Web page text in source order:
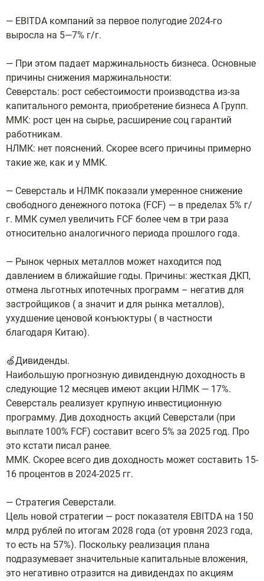
— EBITDA компаний за первое полугодие 2024-го
выросла на 5—7% г/г.
— При этом падает маржинальность бизнеса. Основные
причины снижения маржинальности:
Северсталь: рост себестоимости производства из-за
капитального ремонта, приобретение бизнеса А Групп.
ММК: рост цен на сырье, расширение соц гарантий
работникам.
НЛМК: нет пояснений. Скорее всего причины примерно
такие же, как и у ММК.
— Северсталь и НЛМК показали умеренное снижение
свободного денежного потока (FCF) — в пределах 5% г/
г. ММК сумел увеличить FCF более чем в три раза
относительно аналогичного периода прошлого года.
— Рынок черных металлов может находится под
давлением в ближайшие годы. Причины: жесткая ДКП,
отмена льготных ипотечных программ – негатив для
застройщиков ( а значит и для рынка металлов),
ухудшение ценовой конъюктуры ( в частности
благодаря Китаю).
🍏Дивиденды.
Наибольшую прогнозную дивидендную доходность в
следующие 12 месяцев имеют акции НЛМК — 17%.
Северсталь реализует крупную инвестиционную
программу. Див доходность акций Северстали (при
выплате 100% FCF) составит всего 5% за 2025 год. Про
это кстати писал ранее.
ММК. Скорее всего див доходность может составить 15-
16 процентов в 2024-2025 гг.
— Стратегия Северстали.
Цель новой стратегии — рост показателя EBITDA на 150
млрд рублей по итогам 2028 года (от уровня 2023 года,
то есть на 57%). Поскольку реализация плана
подразумевает значительные капитальные вложения,
это негативно отразится на дивидендах по акциям